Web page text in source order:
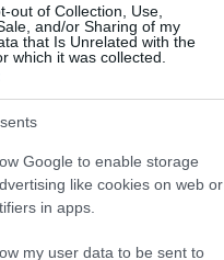
out of Collection, Use,
and/or Sharing of my
that Is Unrelated with the
which it was collected.
Google to enable storage
like cookies on web or
in apps.
my user data to be sent to